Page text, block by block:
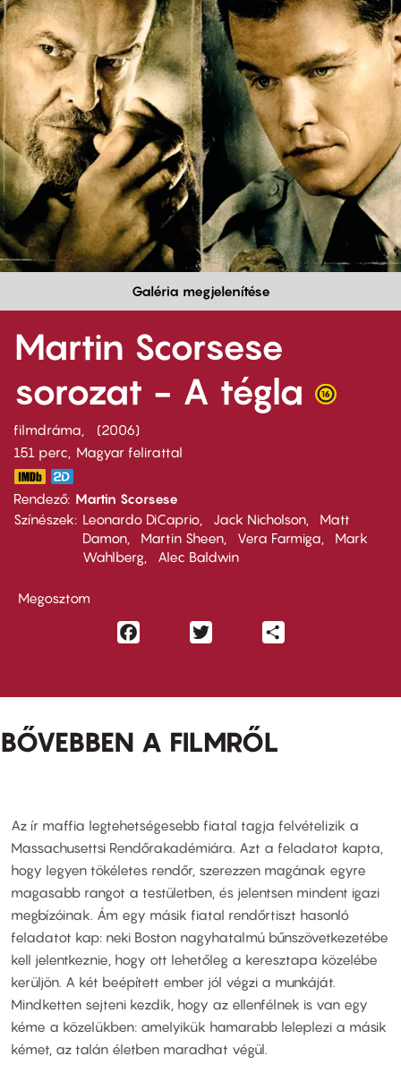
Galéria megjelenítése
Martin Scorsese
sorozat - A tégla
filmdráma
2006
151 perc,
Magyar felirattal
Rendező Martin Scorsese
Színészek
Leonardo DiCaprio Jack Nicholson
Matt
Damon
Martin Sheen Vera Farmiga
Mark
Wahlberg
Alec Baldwin
Megosztom
Facebook
BŐVEBBEN A FILMRŐL
Az ír maffia legtehetségesebb fiatal tagja felvételizik a
Massachusettsi Rendőrakadémiára. Azt a feladatot kapta,
hogy legyen tökéletes rendőr, szerezzen magának egyre
magasabb rangot a testületben, és jelentsen mindent igazi
megbízóinak. Ám egy másik fiatal rendőrtiszt hasonló
feladatot kap: neki Boston nagyhatalmú bűnszövetkezetébe
kell jelentkeznie, hogy ott lehetőleg a keresztapa közelébe
kerüljön. A két beépített ember jól végzi a munkáját.
Mindketten sejteni kezdik, hogy az ellenfélnek is van egy
kéme a közelükben: amelyikük hamarabb leleplezi a másik
kémet, az talán életben maradhat végül.